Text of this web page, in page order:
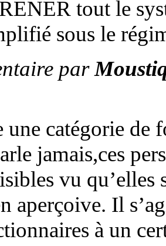
tout le
sous le
par
une catégorie de
jamais,ces
vu qu’elles
aperçoive. Il
à un